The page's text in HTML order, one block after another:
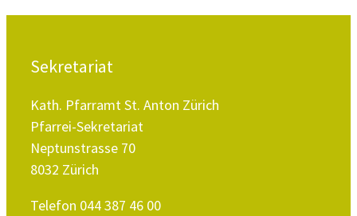
Sekretariat
Kath. Pfarramt St. Anton Zürich
Pfarrei-Sekretariat
Neptunstrasse 70
8032 Zürich
Telefon 044 387 46 00